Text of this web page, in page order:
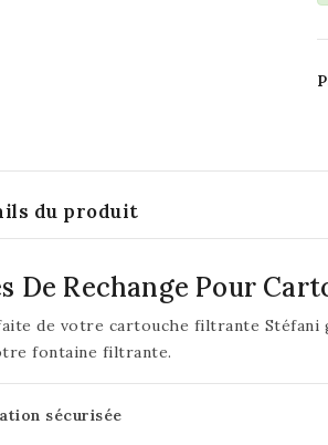
du produit
De Rechange Pour
de votre cartouche filtrante Stéfani
fontaine filtrante.
sécurisée